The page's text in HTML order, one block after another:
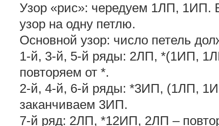
Узор «рис»: чередуем 1ЛП,
узор на одну петлю.
Основной узор: число петель
1-й, 3-й, 5-й ряды: 2ЛП, *(1ИП,
повторяем от *.
2-й, 4-й, 6-й ряды: *3ИП, (1ЛП,
заканчиваем 3ИП.
7-й ряд: 2ЛП, *12ИП, 2ЛП –